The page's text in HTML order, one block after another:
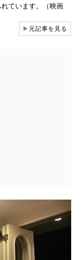
ています。（映画
▶元記事を見る